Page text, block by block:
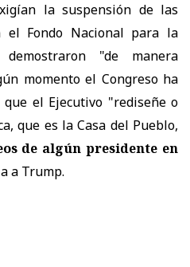
la suspensión de las
el Fondo Nacional para la
demostraron "de manera
momento el Congreso ha
el Ejecutivo "rediseñe o
que es la Casa del Pueblo,
de algún presidente en
a Trump.